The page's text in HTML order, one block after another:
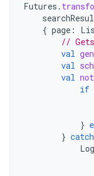
Futures .
{ page :
// Gets
val
val
val
if
}
} catch
Log